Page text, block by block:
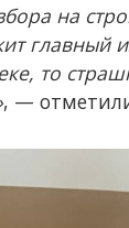
на
главный
то
, —